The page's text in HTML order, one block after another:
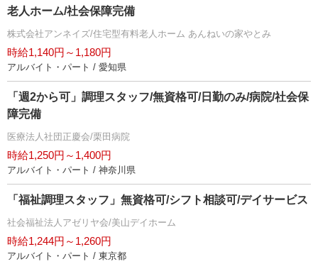
老人ホーム/社会保障完備
株式会社アンネイズ/住宅型有料老人ホーム あんねいの家やとみ
時給1,140円～1,180円
アルバイト・パート / 愛知県
「週2から可」調理スタッフ/無資格可/日勤のみ/病院/社会保
障完備
医療法人社団正慶会/栗田病院
時給1,250円～1,400円
アルバイト・パート / 神奈川県
「福祉調理スタッフ」無資格可/シフト相談可/デイサービス
社会福祉法人アゼリヤ会/美山デイホーム
時給1,244円～1,260円
アルバイト・パート / 東京都